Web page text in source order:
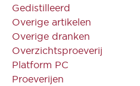
Gedistilleerd
Overige artikelen
Overige dranken
Overzichtsproeverij
Platform PC
Proeverijen